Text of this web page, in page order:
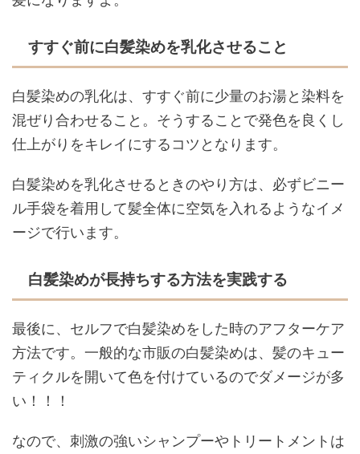
すすぐ前に白髪染めを乳化させること
白髪染めの乳化は、すすぐ前に少量のお湯と染料を
混ぜり合わせること。そうすることで発色を良くし
仕上がりをキレイにするコツとなります。
白髪染めを乳化させるときのやり方は、必ずビニー
ル手袋を着用して髪全体に空気を入れるようなイメ
ージで行います。
白髪染めが長持ちする方法を実践する
最後に、セルフで白髪染めをした時のアフターケア
方法です。一般的な市販の白髪染めは、髪のキュー
ティクルを開いて色を付けているのでダメージが多
い！！！
なので、刺激の強いシャンプーやトリートメントは